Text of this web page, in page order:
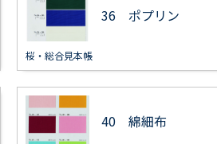
36 ポプリン
桜・総合見本帳
40 綿細布